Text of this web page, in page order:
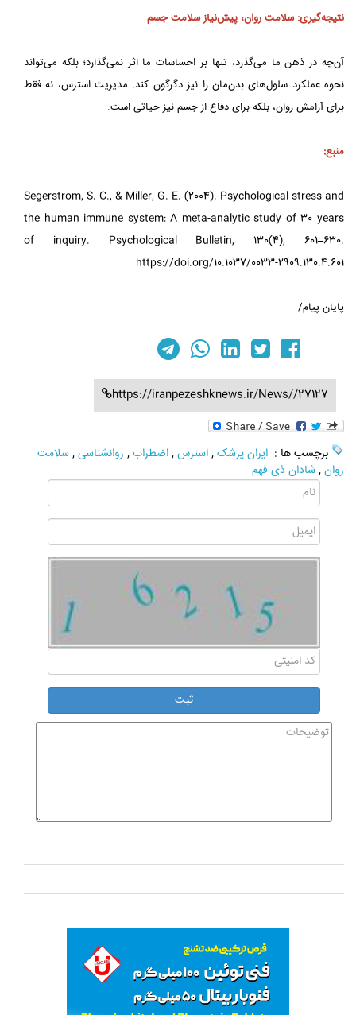
نتیجه‌گیری: سلامت روان، پیش‌نیاز سلامت جسم
آن‌چه در ذهن ما می‌گذرد، تنها بر احساسات ما اثر نمی‌گذارد؛ بلکه می‌تواند
نحوه عملکرد سلول‌های بدن‌مان را نیز دگرگون کند. مدیریت استرس، نه فقط
برای آرامش روان، بلکه برای دفاع از جسم نیز حیاتی است.
منبع:
Segerstrom, S. C., & Miller, G. E. (2004). Psychological stress and
the human immune system: A meta-analytic study of 30 years
of inquiry. Psychological Bulletin, 130(4), 601–630.
https://doi.org/10.1037/0033-2909.130.4.601
پایان پیام/
https://iranpezeshknews.ir/News//27127
برچسب ها : ایران پزشک,استرس,اضطراب, روانشناسی,سلامت
روان,شادان ذی فهم